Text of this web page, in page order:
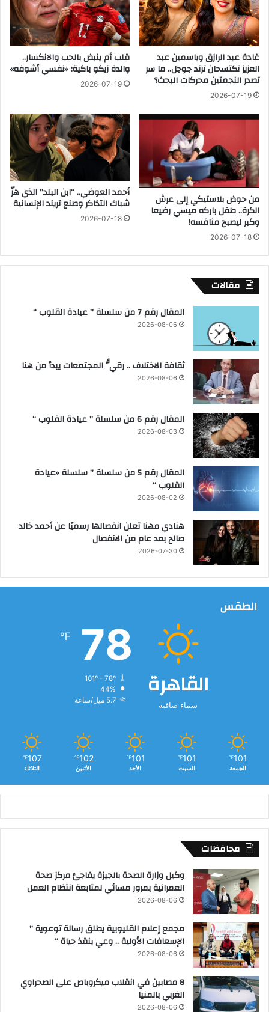
ل
ط
ي
ا
ر
م
ح
م
أ
ب
ك
ر
ا
م
د
ع
ا
ر
ش
خ
ص
ا
ا
ة
ا
ل
ش
ا
ب
و
ل
ا
ل
ف
ر
ح
ة
ل
س
ا
ل
إ
ن
س
ن
غادة عبد الرازق وياسمين عبد
العزيز تكتسحان ترند جوجل.. ما سر
تصدر النجمتين محركات البحث؟
2026-07-19
قلب أم ينبض بالحب والانكسار..
والدة زيكو باكية: «نفسي أشوفه»
2026-07-19
من حوض بلاستيكي إلى عرش
الكرة.. طفل باركه ميسي رضيعا
وكبر ليصبح منافسه!
2026-07-18
أحمد العوضي.. “ابن البلد” الذي هزّ
شباك التذاكر وصنع تريند الإنسانية
2026-07-18
مقالات
المقال رقم 7 من سلسلة ” عيادة القلوب “
2026-08-06
ثقافة الاختلاف .. رقيُّ المجتمعات يبدأ من هنا
2026-08-06
المقال رقم 6 من سلسلة ” عيادة القلوب “
2026-08-03
المقال رقم 5 من سلسلة ” سلسلة «عيادة
القلوب “
2026-08-02
هنادي مهنا تعلن انفصالها رسميًا عن أحمد خالد
صالح بعد عام من الانفصال
2026-07-30
الطقس
القاهرة
سماء صافية
78
℉
44%
5.7 ميل/ساعة
101
℉
الجمعة
101
℉
السبت
101
℉
الأحد
102
℉
الأثنين
107
℉
الثلاثاء
محافظات
وكيل وزارة الصحة بالجيزة يفاجئ مركز صحة
العمرانية بمرور مسائي لمتابعة انتظام العمل
2026-08-06
مجمع إعلام القليوبية يطلق رسالة توعوية ”
الإسعافات الأولية .. وعي ينقذ حياة “
2026-08-06
8 مصابين في انقلاب ميكروباص على الصحراوي
الغربي بالمنيا
2026-08-06